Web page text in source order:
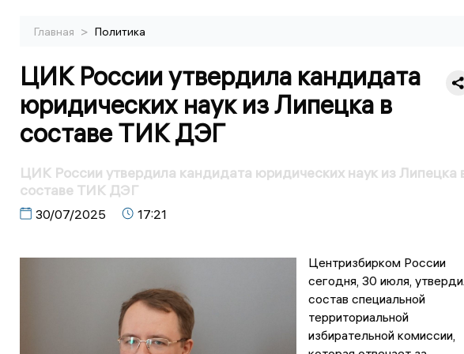
Главная > Политика
ЦИК России утвердила кандидата
юридических наук из Липецка в
составе ТИК ДЭГ
ЦИК России утвердила кандидата юридических наук из Липецка
составе ТИК ДЭГ
30/07/2025 17:21
Центризбирком России
сегодня, 30 июля,
состав специальной
территориальной
избирательной комиссии,